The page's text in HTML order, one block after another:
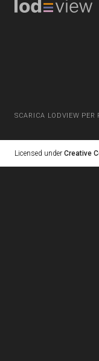
SCARICA LODVIEW PER
Licensed under Creative